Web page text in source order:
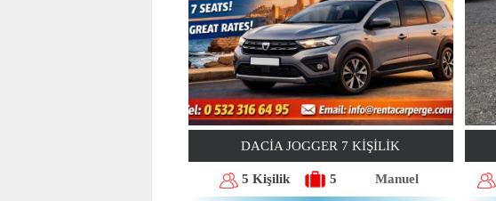
DACIA JOGGER 7 KIŞILIK
5 Kişilik 5 Manuel